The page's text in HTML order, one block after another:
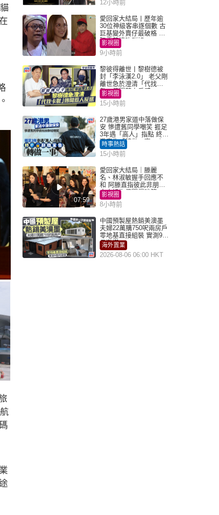
n
12小時前
愛回家大結局丨歷年逾
30位神級客串逐個數 古
巨基變外賣仔最破格 歐
陽震華情陷群姐
影視圈
9小時前
黎彼得離世丨黎樹德被
封「李泳漢2.0」 老父剛
離世急於澄清「代找卡
數」傳聞惹人反感
影視圈
15小時前
27歲港男家道中落做保
安 慘遭舊同學嘲笑 捱足
3年遇「高人」指點 終辭
職宣告「轉做一事」｜
Juicy叮
時事熱話
15小時前
07:59
愛回家大結局｜滕麗
名、林淑敏握手回應不
和 阿滕直指彼此非朋友
大小姐指傳聞得啖笑
影視圈
8小時前
中國預製屋熱銷美澳墨
夫婦22萬購750呎兩房戶
零地基直接組裝 實測9個
月激讚
海外置業
2026-08-06 06:00 HKT